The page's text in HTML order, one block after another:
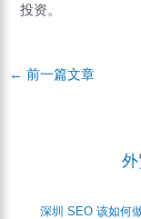
投资。
Post
← 前一篇文章
深圳 SEO 该如何